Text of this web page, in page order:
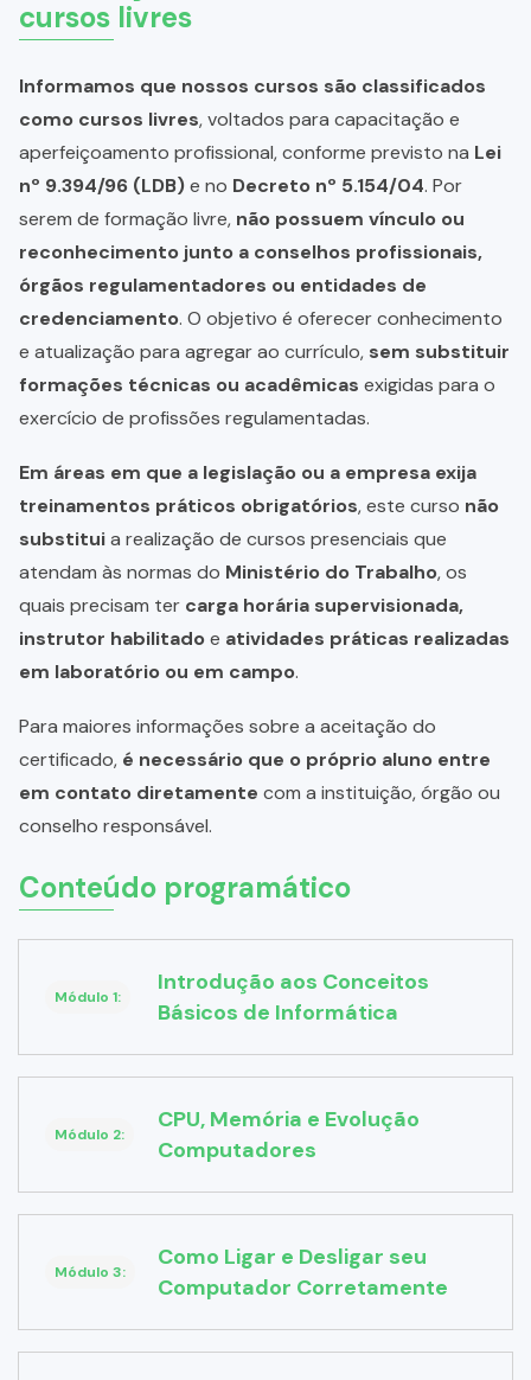
cursos livres
Informamos que nossos cursos são classificados
como cursos livres, voltados para capacitação e
aperfeiçoamento profissional, conforme previsto na Lei
nº 9.394/96 (LDB)e no Decreto nº 5.154/04. Por
serem de formação livre, não possuem vínculo ou
reconhecimento junto a conselhos profissionais,
órgãos regulamentadores ou entidades de
credenciamento. O objetivo é oferecer conhecimento
e atualização para agregar ao currículo, sem substituir
formações técnicas ou acadêmicas exigidas para o
exercício de profissões regulamentadas.
Em áreas em que a legislação ou a empresa exija
treinamentos práticos obrigatórios, este curso não
substituia realização de cursos presenciais que
atendam às normas do Ministério do Trabalho, os
quais precisam ter carga horária supervisionada,
instrutor habilitadoe atividades práticas realizadas
em laboratório ou em campo.
Para maiores informações sobre a aceitação do
certificado, é necessário que o próprio aluno entre
em contato diretamente com a instituição, órgão ou
conselho responsável.
Conteúdo programático
Módulo 1:
Introdução aos Conceitos
Básicos de Informática
Módulo 2:
CPU, Memória e Evolução
Computadores
Módulo 3:
Como Ligar e Desligar seu
Computador Corretamente